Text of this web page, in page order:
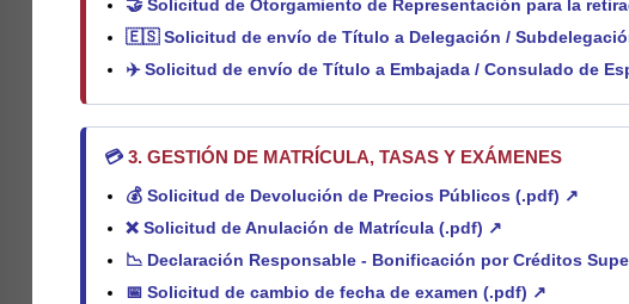
🤝 Solicitud de Otorgamiento de Representación para la
🇪🇸Solicitud de envío de Título a Delegación /
✈️Solicitud de envío de Título a Embajada / Consulado de
💳 3. GESTIÓN DE MATRÍCULA, TASAS Y EXÁMENES
💰 Solicitud de Devolución de Precios Públicos (.pdf) ↗
❌ Solicitud de Anulación de Matrícula (.pdf) ↗
📉 Declaración Responsable - Bonificación por Créditos
📅 Solicitud de cambio de fecha de examen (.pdf) ↗